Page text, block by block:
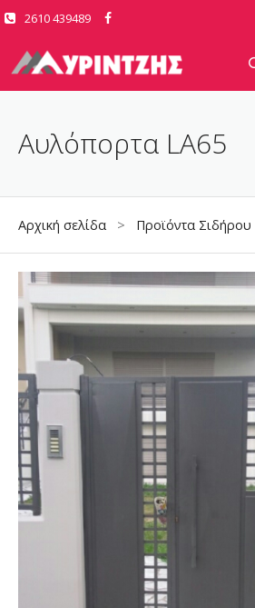
Μετάβαση
περιεχόμενο
2610 439489
Αυλόπορτα LA65
Αρχική σελίδα > Προϊόντα Σιδήρου